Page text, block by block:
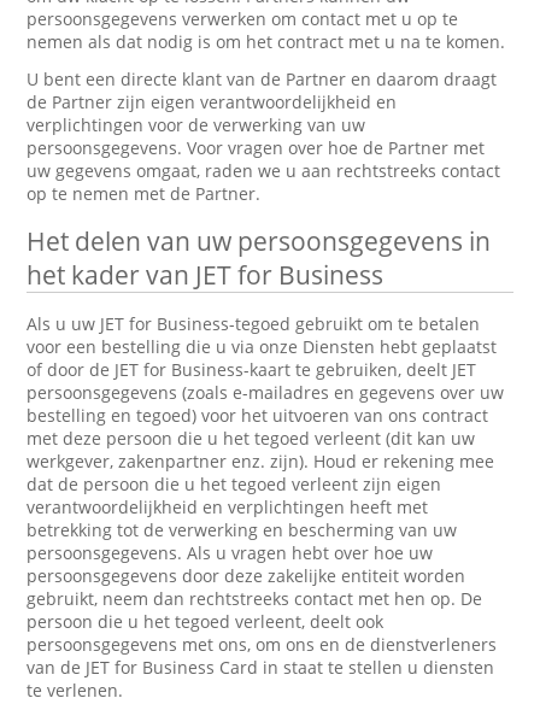
persoonsgegevens verwerken om contact met u op te
nemen als dat nodig is om het contract met u na te komen.
U bent een directe klant van de Partner en daarom draagt
de Partner zijn eigen verantwoordelijkheid en
verplichtingen voor de verwerking van uw
persoonsgegevens. Voor vragen over hoe de Partner met
uw gegevens omgaat, raden we u aan rechtstreeks contact
op te nemen met de Partner.
Het delen van uw persoonsgegevens in
het kader van JET for Business
Als u uw JET for Business-tegoed gebruikt om te betalen
voor een bestelling die u via onze Diensten hebt geplaatst
of door de JET for Business-kaart te gebruiken, deelt JET
persoonsgegevens (zoals e-mailadres en gegevens over uw
bestelling en tegoed) voor het uitvoeren van ons contract
met deze persoon die u het tegoed verleent (dit kan uw
werkgever, zakenpartner enz. zijn). Houd er rekening mee
dat de persoon die u het tegoed verleent zijn eigen
verantwoordelijkheid en verplichtingen heeft met
betrekking tot de verwerking en bescherming van uw
persoonsgegevens. Als u vragen hebt over hoe uw
persoonsgegevens door deze zakelijke entiteit worden
gebruikt, neem dan rechtstreeks contact met hen op. De
persoon die u het tegoed verleent, deelt ook
persoonsgegevens met ons, om ons en de dienstverleners
van de JET for Business Card in staat te stellen u diensten
te verlenen.